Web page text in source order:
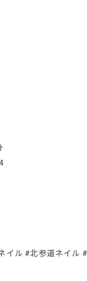
イル #北参道ネイル